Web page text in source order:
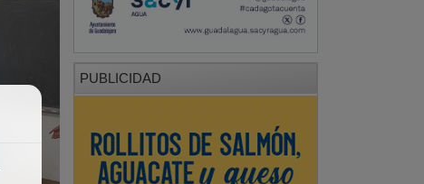
PUBLICIDAD